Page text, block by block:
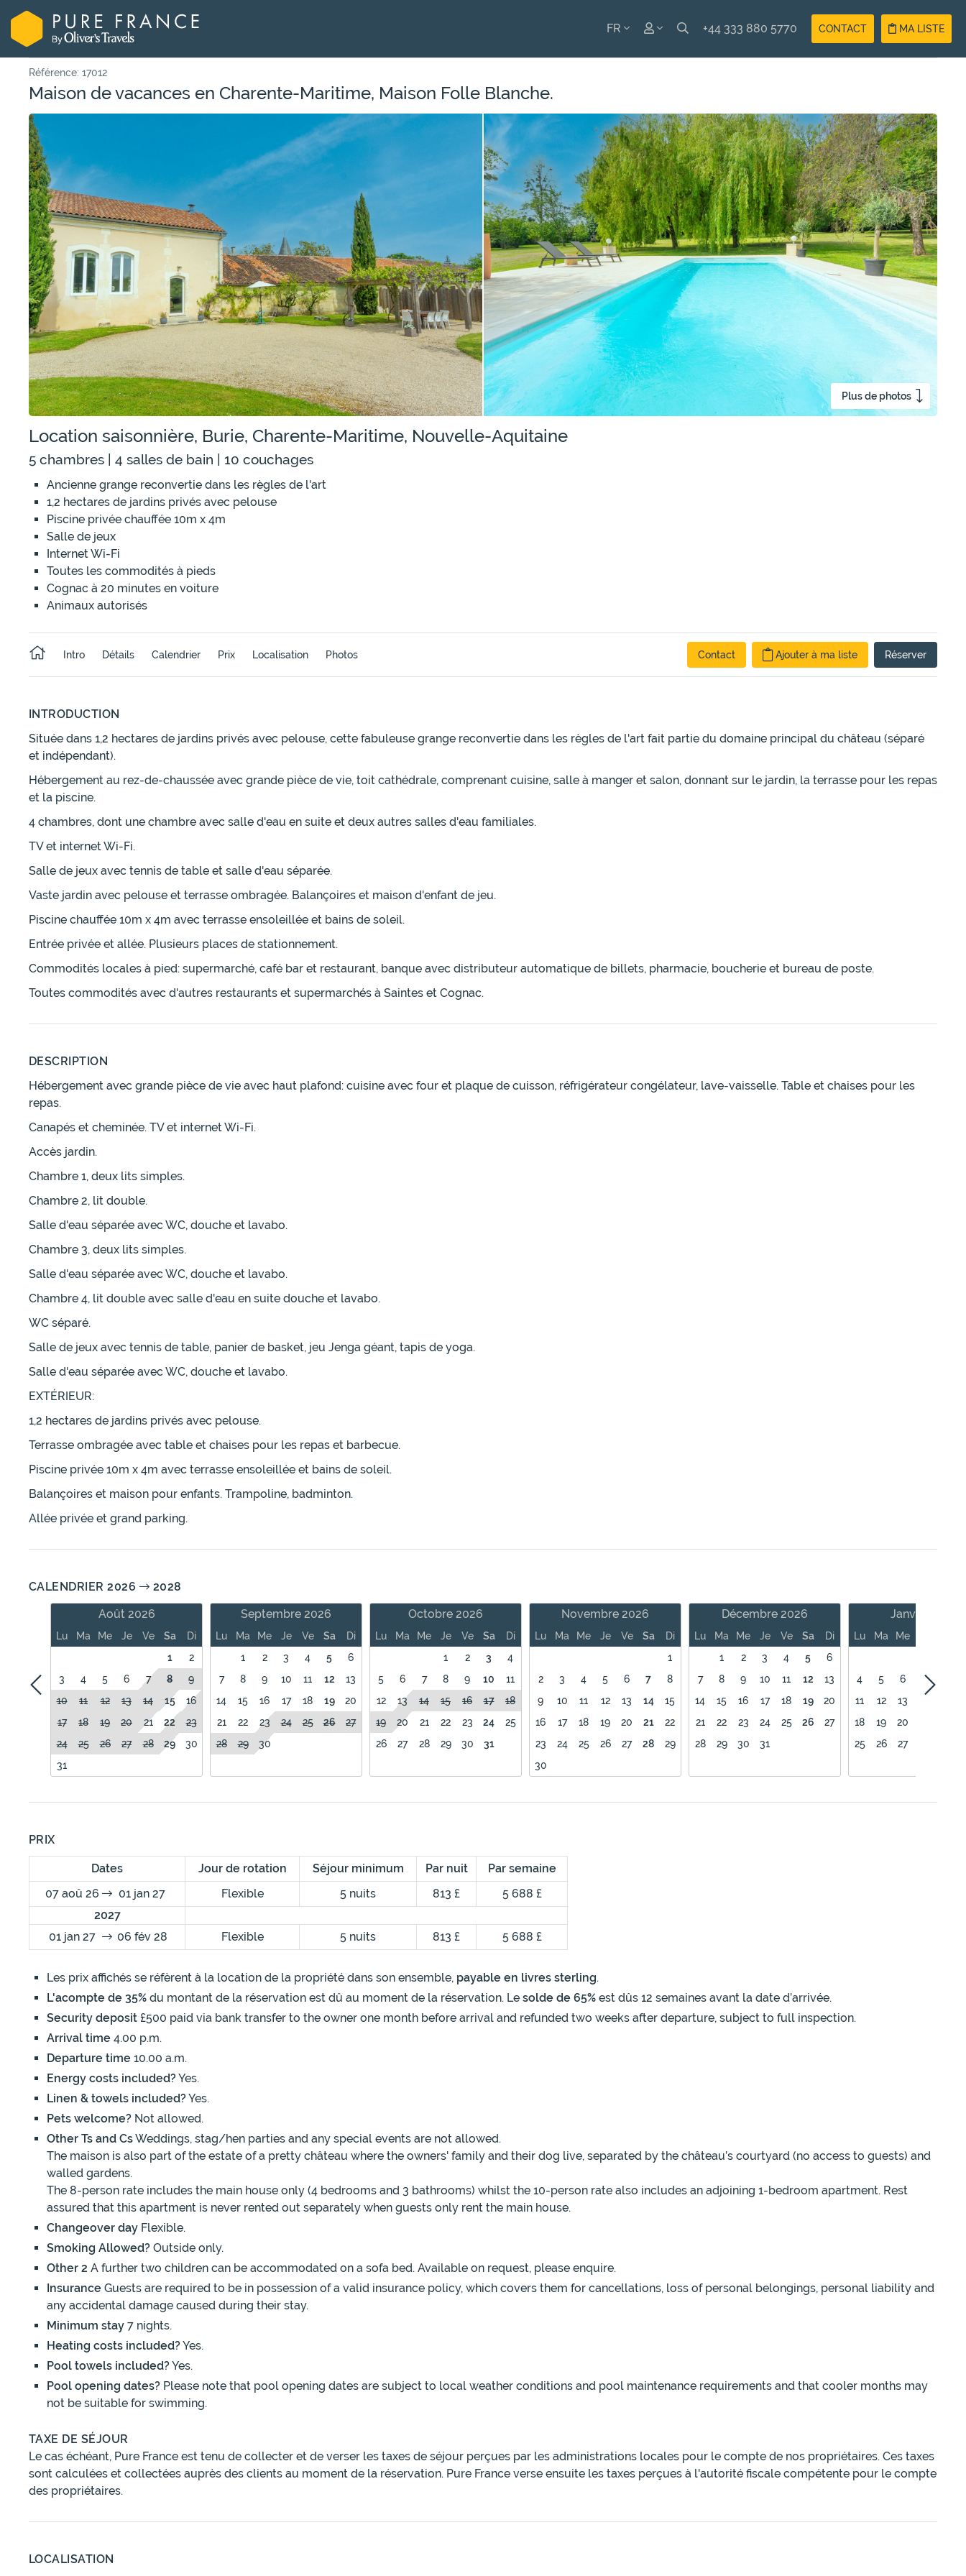
MA LISTE
CONTACT
+44 333 880 5770
Compte
Compte
Propriétaire
FR
ENGLISH
Référence: 17012
Maison de vacances en Charente-Maritime, Maison Folle Blanche.
Plus de photos
Location saisonnière, Burie, Charente-Maritime, Nouvelle-Aquitaine
5 chambres | 4 salles de bain | 10 couchages
Ancienne grange reconvertie dans les règles de l'art
1,2 hectares de jardins privés avec pelouse
Piscine privée chauffée 10m x 4m
Salle de jeux
Internet Wi-Fi
Toutes les commodités à pieds
Cognac à 20 minutes en voiture
Animaux autorisés
Intro Détails Calendrier Prix Localisation Photos Contact Ajouter à ma liste Réserver
INTRODUCTION
Située dans 1,2 hectares de jardins privés avec pelouse, cette fabuleuse grange reconvertie dans les règles de l'art fait partie du domaine principal du château (séparé
et indépendant).
Hébergement au rez-de-chaussée avec grande pièce de vie, toit cathédrale, comprenant cuisine, salle à manger et salon, donnant sur le jardin, la terrasse pour les repas
et la piscine.
4 chambres, dont une chambre avec salle d'eau en suite et deux autres salles d'eau familiales.
TV et internet Wi-Fi.
Salle de jeux avec tennis de table et salle d'eau séparée.
Vaste jardin avec pelouse et terrasse ombragée. Balançoires et maison d'enfant de jeu.
Piscine chauffée 10m x 4m avec terrasse ensoleillée et bains de soleil.
Entrée privée et allée. Plusieurs places de stationnement.
Commodités locales à pied: supermarché, café bar et restaurant, banque avec distributeur automatique de billets, pharmacie, boucherie et bureau de poste.
Toutes commodités avec d'autres restaurants et supermarchés à Saintes et Cognac.
DESCRIPTION
Hébergement avec grande pièce de vie avec haut plafond: cuisine avec four et plaque de cuisson, réfrigérateur congélateur, lave-vaisselle. Table et chaises pour les
repas.
Canapés et cheminée. TV et internet Wi-Fi.
Accès jardin.
Chambre 1, deux lits simples.
Chambre 2, lit double.
Salle d'eau séparée avec WC, douche et lavabo.
Chambre 3, deux lits simples.
Salle d'eau séparée avec WC, douche et lavabo.
Chambre 4, lit double avec salle d'eau en suite douche et lavabo.
WC séparé.
Salle de jeux avec tennis de table, panier de basket, jeu Jenga géant, tapis de yoga.
Salle d'eau séparée avec WC, douche et lavabo.
EXTÉRIEUR:
1,2 hectares de jardins privés avec pelouse.
Terrasse ombragée avec table et chaises pour les repas et barbecue.
Piscine privée 10m x 4m avec terrasse ensoleillée et bains de soleil.
Balançoires et maison pour enfants. Trampoline, badminton.
Allée privée et grand parking.
CALENDRIER 2026
2028
Août 2026
Lu Ma Me Je Ve Sa
Di
1
2
3
4 5 6 7 8
9
10
11 12 13 14 15
16
17
18 19 20 21 22
23
24
25 26 27 28 29
30
31
Septembre 2026
Lu Ma Me Je Ve Sa
Di
1
2 3 4 5
6
7
8 9 10 11 12
13
14
15 16 17 18 19
20
21
22 23 24 25 26
27
28
29 30
Octobre 2026
Lu Ma Me Je Ve Sa
Di
1
2 3
4
5
6 7 8 9 10
11
12
13 14 15 16 17
18
19
20 21 22 23 24
25
26
27 28 29 30 31
Novembre 2026
Lu Ma Me Je Ve Sa
Di
1
2
3 4 5 6 7
8
9
10 11 12 13 14
15
16
17 18 19 20 21
22
23
24 25 26 27 28
29
30
Décembre 2026
Lu Ma Me Je Ve Sa
Di
1
2 3 4 5
6
7
8 9 10 11 12
13
14
15 16 17 18 19
20
21
22 23 24 25 26
27
28
29 30 31
Janvier 2027
Lu Ma Me
4
5 6 7
11
12 13
18
19 20
25
26 27
PRIX
Dates Jour de rotation Séjour minimum Par nuit
Par semaine
07 aoû 26
01 jan 27 Flexible 5 nuits 813 £
5 688 £
2027
01 jan 27
06 fév 28 Flexible 5 nuits 813 £ 5 688 £
Les prix affichés se réfèrent à la location de la propriété dans son ensemble, payable en livres sterling.
L'acompte de 35% du montant de la réservation est dû au moment de la réservation. Le solde de 65% est dûs 12 semaines avant la date d’arrivée.
Security deposit £500 paid via bank transfer to the owner one month before arrival and refunded two weeks after departure, subject to full inspection.
Arrival time 4.00 p.m.
Departure time 10.00 a.m.
Energy costs included?Yes.
Linen & towels included?Yes.
Pets welcome? Not allowed.
Other Ts and CsWeddings, stag/hen parties and any special events are not allowed.
The maison is also part of the estate of a pretty château where the owners' family and their dog live, separated by the château’s courtyard (no access to guests) and
walled gardens.
The 8-person rate includes the main house only (4 bedrooms and 3 bathrooms) whilst the 10-person rate also includes an adjoining 1-bedroom apartment. Rest
assured that this apartment is never rented out separately when guests only rent the main house.
Changeover day Flexible.
Smoking Allowed? Outside only.
Other 2 A further two children can be accommodated on a sofa bed. Available on request, please enquire.
Insurance Guests are required to be in possession of a valid insurance policy, which covers them for cancellations, loss of personal belongings, personal liability and
any accidental damage caused during their stay.
Minimum stay 7 nights.
Heating costs included?Yes.
Pool towels included?Yes.
Pool opening dates? Please note that pool opening dates are subject to local weather conditions and pool maintenance requirements and that cooler months may
not be suitable for swimming.
TAXE DE SÉJOUR
Le cas échéant, Pure France est tenu de collecter et de verser les taxes de séjour perçues par les administrations locales pour le compte de nos propriétaires. Ces taxes
sont calculées et collectées auprès des clients au moment de la réservation. Pure France verse ensuite les taxes perçues à l'autorité fiscale compétente pour le compte
des propriétaires.
LOCALISATION